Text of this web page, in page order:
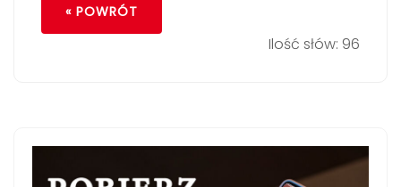
« POWRÓT
Ilość słów: 96